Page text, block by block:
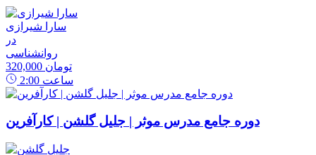
سارا شیرازی
در
روانشناسی
320,000 تومان
2:00 ساعت
دوره جامع مدرس موثر | جلیل گلشن | کارآفرین